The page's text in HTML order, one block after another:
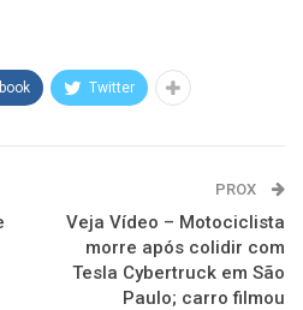
Twitter
PROX
Veja Vídeo – Motociclista
morre após colidir com
Tesla Cybertruck em São
Paulo; carro filmou